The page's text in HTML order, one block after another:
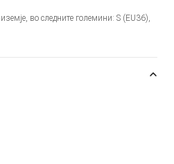
во следните големини: S (EU36),